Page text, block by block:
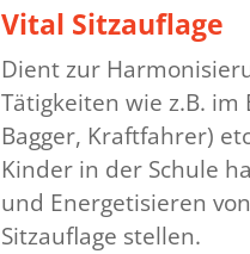
Vital Sitzauflage
Dient zur
Tätigkeiten wie z.B.
Bagger, Kraftfahrer)
Kinder in der Schule
und Energetisieren
Sitzauflage stellen.